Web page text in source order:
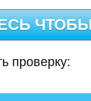
проверку: